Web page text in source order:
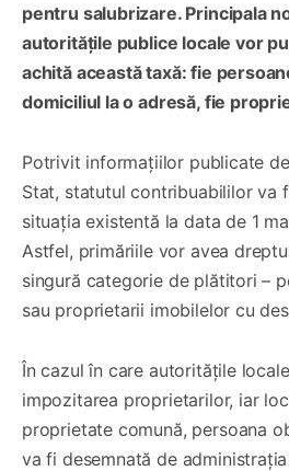
pentru salubrizare. Principala
autoritățile publice locale vor
achită această taxă: fie
domiciliul la o adresă, fie
Potrivit informațiilor publicate
Stat, statutul contribuabililor va
situația existentă la data de 1
Astfel, primăriile vor avea
singură categorie de plătitori –
sau proprietarii imobilelor cu
În cazul în care autoritățile
impozitarea proprietarilor, iar
proprietate comună, persoana
va fi desemnată de